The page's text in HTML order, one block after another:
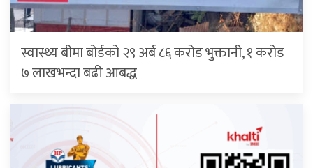
स्वास्थ्य बीमा बोर्डको २९ अर्ब ८६ करोड भुक्तानी, १ करोड
७ लाखभन्दा बढी आबद्ध